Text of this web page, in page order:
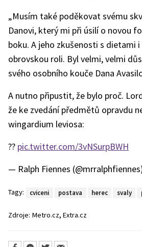
„Musím také poděkovat svému
Danovi, který mi při úsilí o novou
boku. A jeho zkušenosti s dietami
obrovskou roli. Byl velmi, velmi
svého osobního kouče Dana
A nutno připustit, že bylo proč.
že ke zvedání předmětů opravdu
wingardium leviosa:
?? pic.twitter.com/3vNSurpBWH
— Ralph Fiennes
Tagy: cviceni postava herec svaly
Zdroje: Metro.cz, Extra.cz